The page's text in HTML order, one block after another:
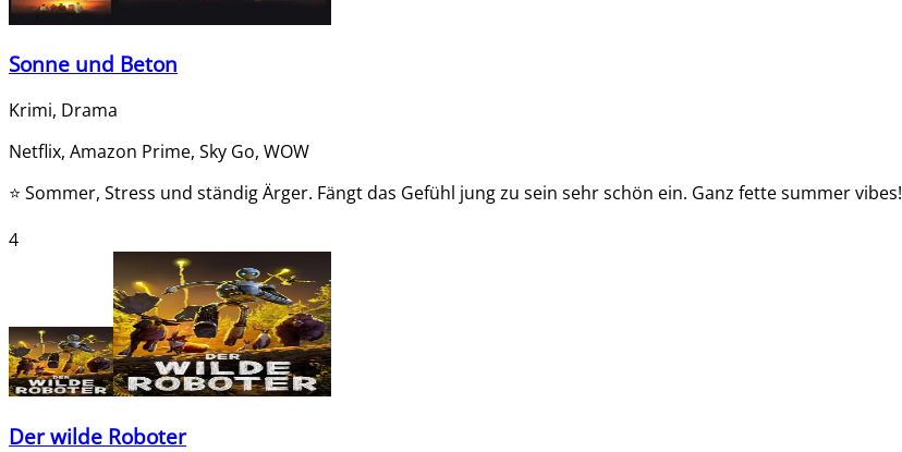
Sonne und Beton
Krimi, Drama
Netflix, Amazon Prime, Sky Go, WOW
⭐ Sommer, Stress und ständig Ärger. Fängt das Gefühl jung zu sein sehr schön ein. Ganz fette summer vibes!
4
Der wilde Roboter